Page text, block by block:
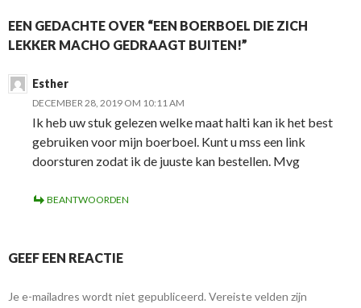
EEN GEDACHTE OVER “EEN BOERBOEL DIE ZICH
LEKKER MACHO GEDRAAGT BUITEN!”
Esther
DECEMBER 28, 2019 OM 10:11 AM
Ik heb uw stuk gelezen welke maat halti kan ik het best
gebruiken voor mijn boerboel. Kunt u mss een link
doorsturen zodat ik de juuste kan bestellen. Mvg
BEANTWOORDEN
GEEF EEN REACTIE
Je e-mailadres wordt niet gepubliceerd.Vereiste velden zijn